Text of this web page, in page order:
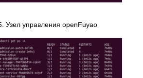
Узел управления openFuyao